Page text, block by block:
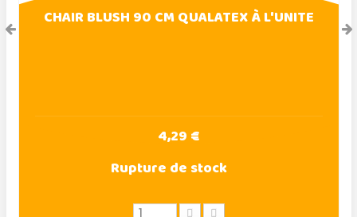
CHAIR BLUSH 90 CM QUALATEX À L'UNITE
4,29 €
Rupture de stock